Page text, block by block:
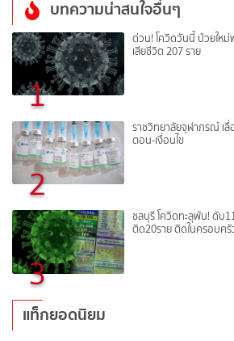
บทความน่าสนใจอื่นๆ
1
ด่วน! โควิดวันนี้ ป่วยใหม่
เสียชีวิต 207 ราย
2
ราชวิทยาลัยจุฬาภรณ์ เลื่
ตอน-เงื่อนไข
3
ชลบุรี โควิดทะลุพัน! ดับ
ติด20ราย ติดในครอบค
แท็กยอดนิยม